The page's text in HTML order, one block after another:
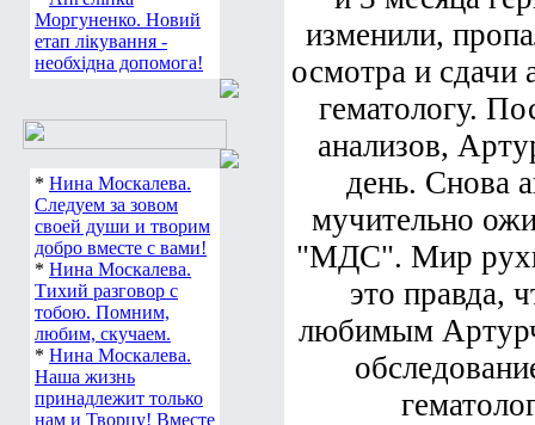
Моргуненко. Новий
етап лікування -
необхідна допомога!
* Нина Москалева.
Следуем за зовом
своей души и творим
добро вместе с вами!
* Нина Москалева.
Тихий разговор с
тобою. Помним,
любим, скучаем.
* Нина Москалева.
Наша жизнь
принадлежит только
нам и Творцу! Вместе
изменили,
осмотра и сдачи
гематологу.
анализов,
день. Снова
мучительно
"МДС". Мир
это правда,
любимым